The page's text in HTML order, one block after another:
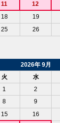
11 12
18 19
25 26
2026年 9月
火 水
1
2
8 9
15 16